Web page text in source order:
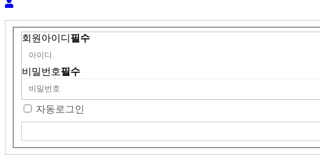
회원아이디 필수
비밀번호필수
자동로그인